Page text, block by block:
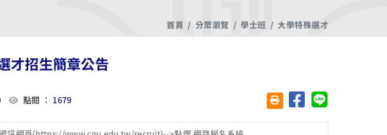
首頁 分眾瀏覽 學士班 大學特殊選才
才招生簡章公告
點閱 ： 1679 友善列印(另開視窗)
分享至臉書分享至 Line